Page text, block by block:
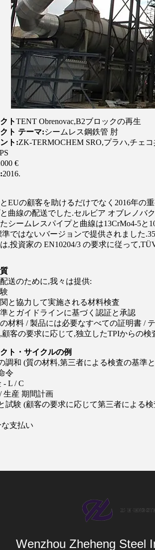
トTENT Obrenovac,B2ブロックの再生
ト テーマ:シームレス鋼鉄管 肘
ト:ZK-TERMOCHEM SRO,プラハ,チェコ
€
2016.
EUの顧客を助けるだけでなく2016年の
曲線の配送でした.セルビア オブレノバク
シームレスパイプと曲線は13CrMo4-5と
ではないバージョンで提供されました
,投資家の EN10204/3 の要求に従って
送のために,我々は提供:
と協力して実施される材料検査
とガイドラインに基づく認証と承認
材料 / 製品には必要なすべての証明書 /
客の要求に応じて,独立したTPIからの検
ト・サイクルの例
調和 (質の材料,第三者による検査の基準
令
- L / C
生産 期間計画
試験 (顧客の要求に応じて第三者による検
な支払い
Wenzhou Zheheng Steel